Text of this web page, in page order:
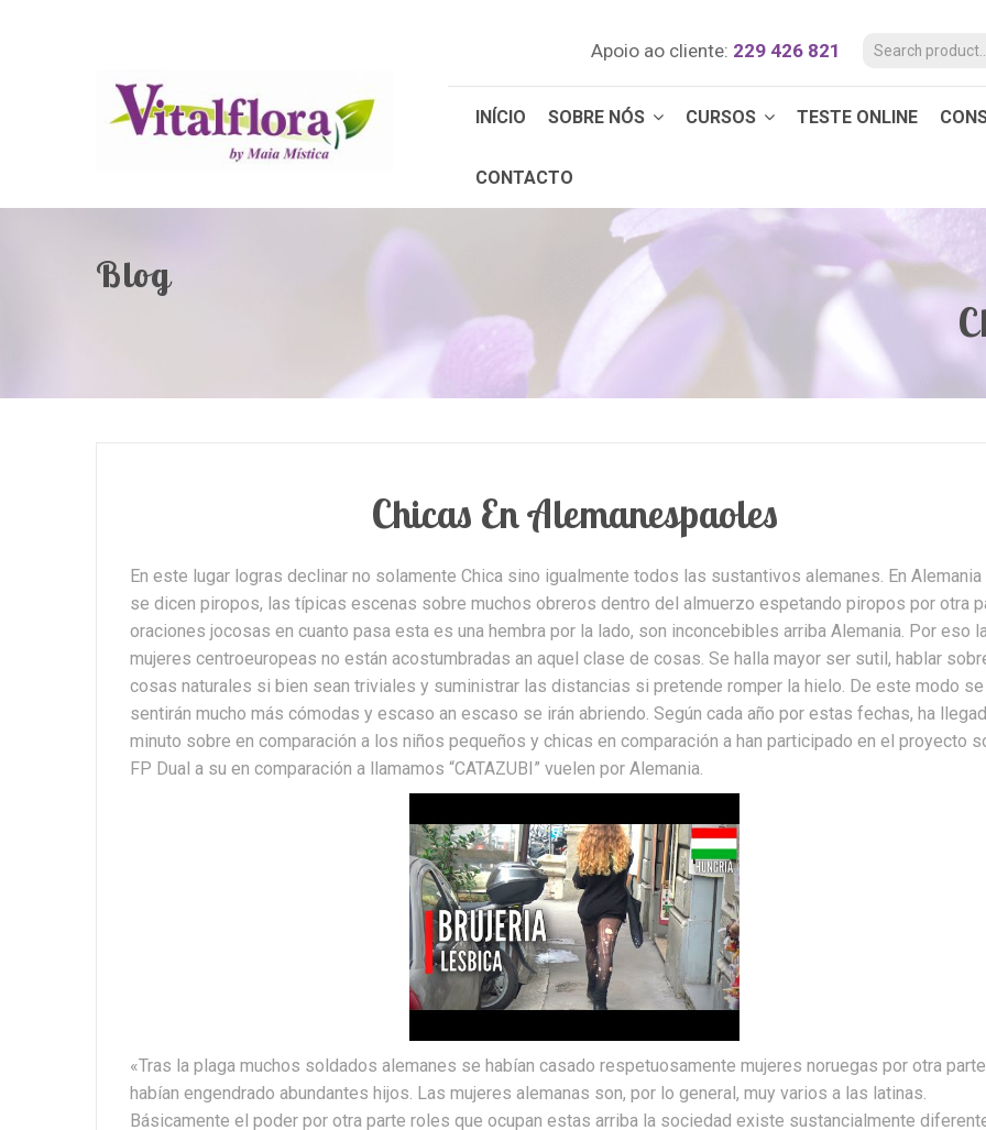
Apoio ao cliente: 229 426 821
INÍCIO SOBRE NÓS CURSOS TESTE ONLINE
CONTACTO
Blog
Chicas En Alemanespaoles
En este lugar logras declinar no solamente Chica sino igualmente todos las sustantivos alemanes. En Alemania
se dicen piropos, las típicas escenas sobre muchos obreros dentro del almuerzo espetando piropos por otra
oraciones jocosas en cuanto pasa esta es una hembra por la lado, son inconcebibles arriba Alemania. Por eso
mujeres centroeuropeas no están acostumbradas an aquel clase de cosas. Se halla mayor ser sutil, hablar
cosas naturales si bien sean triviales y suministrar las distancias si pretende romper la hielo. De este modo se
sentirán mucho más cómodas y escaso an escaso se irán abriendo. Según cada año por estas fechas, ha
minuto sobre en comparación a los niños pequeños y chicas en comparación a han participado en el proyecto
FP Dual a su en comparación a llamamos “CATAZUBI” vuelen por Alemania.
«Tras la plaga muchos soldados alemanes se habían casado respetuosamente mujeres noruegas por otra parte
habían engendrado abundantes hijos. Las mujeres alemanas son, por lo general, muy varios a las latinas.
Básicamente el poder por otra parte roles que ocupan estas arriba la sociedad existe sustancialmente